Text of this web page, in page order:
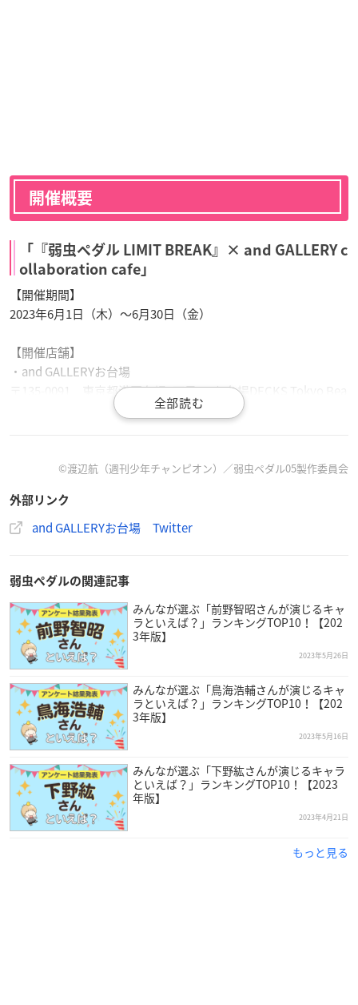
開催概要
「『弱虫ペダル LIMIT BREAK』× and GALLERY c
ollaboration cafe」
【開催期間】
2023年6月1日（木）～6月30日（金）
【開催店舗】
・and GALLERYお台場
〒135-0091 東京都港区台場1丁目6-1お台場DECKS Tokyo Bea
ch内1F MARUNOKI CAMP CAFE FOOD
りんかい線 東京テレポート駅より徒歩 5分
・Galaxy Harajuku内harajuku cafe
〒150-0001 東京都渋谷区神宮前1丁目8-9 Galaxy Harajuku2階
東京メトロ 千代田線・副都心線：明治神宮前 〈原宿〉駅 5番出
口より徒歩3分
東京メトロ 千代田線・半蔵門線・銀座線：表参道駅 A2番出口
より徒歩9分
©渡辺航（週刊少年チャンピオン）／弱虫ペダル05製作委員会
外部リンク
and GALLERYお台場 Twitter
弱虫ペダルの関連記事
みんなが選ぶ「前野智昭さんが演じるキャ
ラといえば？」ランキングTOP10！【202
3年版】
2023年5月26日
みんなが選ぶ「鳥海浩輔さんが演じるキャ
ラといえば？」ランキングTOP10！【202
3年版】
2023年5月16日
みんなが選ぶ「下野紘さんが演じるキャラ
といえば？」ランキングTOP10！【2023
年版】
2023年4月21日
もっと見る